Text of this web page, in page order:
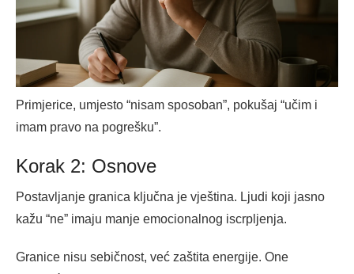
Primjerice, umjesto “nisam sposoban”, pokušaj “učim i
imam pravo na pogrešku”.
Korak 2: Osnove
Postavljanje granica ključna je vještina. Ljudi koji jasno
kažu “ne” imaju manje emocionalnog iscrpljenja.
Granice nisu sebičnost, već zaštita energije. One